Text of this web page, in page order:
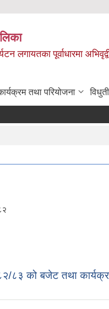
लगायतका पूर्वाधारमा
तथा परियोजना
८३ को बजेट तथा